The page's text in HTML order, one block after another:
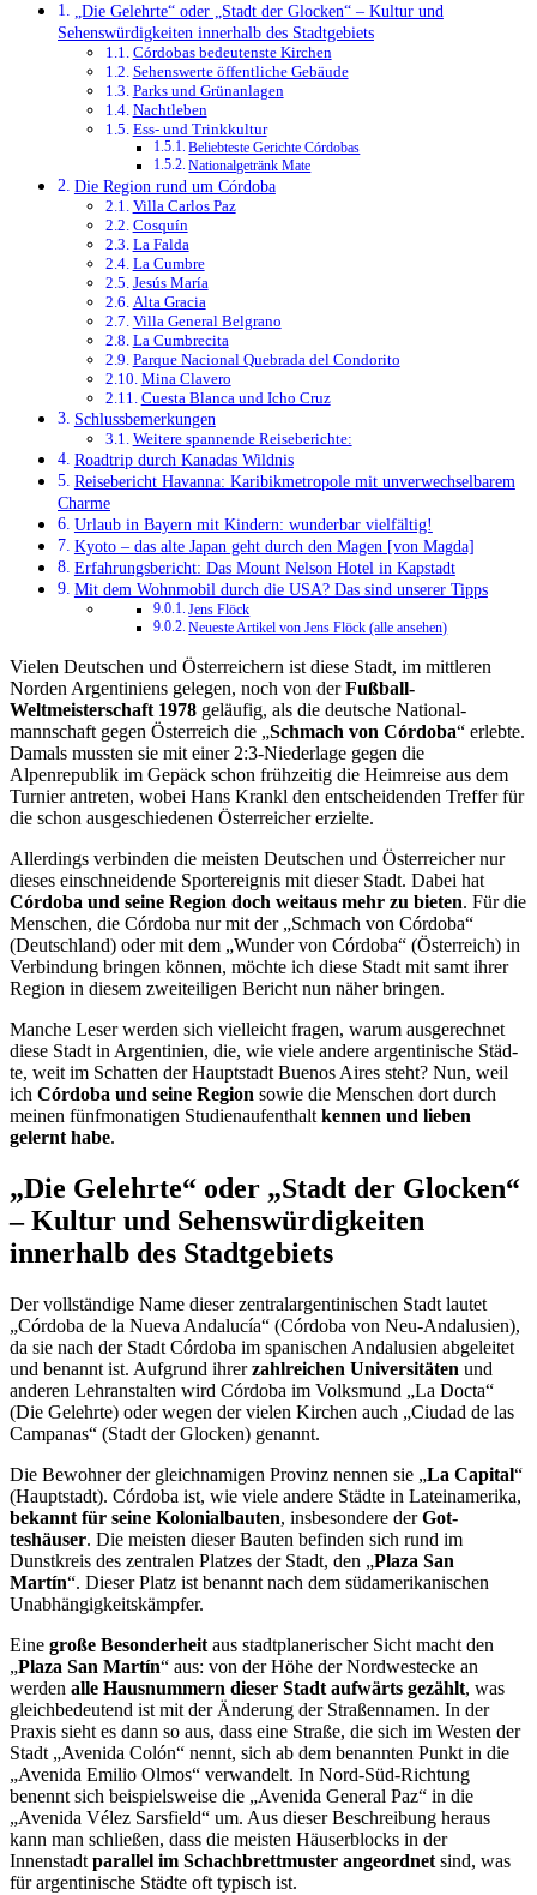
„Die Gelehrte“ oder „Stadt der Glocken“ – Kultur und
Sehenswürdig­keiten innerhalb des Stadtgebiets
Córdobas bedeutenste Kirchen
Sehenswerte öffentliche Gebäude
Parks und Grünanlagen
Nachtleben
Ess- und Trinkkultur
Beliebteste Gerichte Córdobas
Nationalgetränk Mate
Die Region rund um Córdoba
Villa Carlos Paz
Cosquín
La Falda
La Cumbre
Jesús María
Alta Gracia
Villa General Belgrano
La Cumbrecita
Parque Nacional Quebrada del Condorito
Mina Clavero
Cuesta Blanca und Icho Cruz
Schlussbemerkungen
Weitere spannende Reiseberichte:
Roadtrip durch Kanadas Wildnis
Reisebericht Havanna: Karibikmetropole mit unverwechselbarem
Charme
Urlaub in Bayern mit Kindern: wunderbar vielfältig!
Kyoto – das alte Japan geht durch den Magen [von Magda]
Erfahrungsbericht: Das Mount Nelson Hotel in Kapstadt
Mit dem Wohnmobil durch die USA? Das sind unserer Tipps
Jens Flöck
Neueste Artikel von Jens Flöck (alle ansehen)
Vielen Deutschen und Österreichern ist diese Stadt, im mittleren
Norden Argentiniens ge­legen, noch von derFußball-
Weltmeisterschaft 1978 geläufig, als die deutsche National­
mannschaft gegen Österreich die „Schmach von Córdoba“ erlebte.
Damals mussten sie mit einer 2:3-Niederlage gegen die
Alpenrepublik im Gepäck schon frühzeitig die Heimrei­se aus dem
Turnier antreten, wobei Hans Krankl den entscheidenden Treffer für
die schon ausgeschiedenen Österreicher erzielte.
Allerdings verbinden die meisten Deutschen und Österreicher nur
dieses einschneidende Sportereignis mit dieser Stadt. Dabei hat
Córdoba und seine Region doch weitaus mehr zu bieten. Für die
Menschen, die Córdoba nur mit der „Schmach von Córdoba“
(Deutschland) oder mit dem „Wunder von Córdoba“ (Öster­reich) in
Verbindung bringen können, möchte ich diese Stadt mit samt ihrer
Region in die­sem zweiteiligen Bericht nun näher bringen.
Manche Leser werden sich vielleicht fragen, warum ausgerechnet
diese Stadt in Argentinien, die, wie viele andere argentinische Städ­
te, weit im Schatten der Hauptstadt Buenos Aires steht? Nun, weil
ich Córdoba und seine Region sowie die Menschen dort durch
meinen fünfmonatigen Studienaufenthalt kennen und lieben
gelernt habe.
„Die Gelehrte“ oder „Stadt der Glocken“
– Kultur und Sehenswürdig­keiten
innerhalb des Stadtgebiets
Der vollständige Name dieser zentralargentinischen Stadt lautet
„Córdoba de la Nueva An­dalucía“ (Córdoba von Neu-Andalusien),
da sie nach der Stadt Córdoba im spanischen Andalusien abgeleitet
und benannt ist. Aufgrund ihrerzahlreichen Universitäten und
ande­ren Lehranstalten wird Córdoba im Volksmund „La Docta“
(Die Gelehrte) oder wegen der vielen Kirchen auch „Ciudad de las
Campanas“ (Stadt der Glocken) genannt.
Die Bewoh­ner der gleichnamigen Provinz nennen sie „La Capital“
(Hauptstadt). Córdoba ist, wie viele andere Städte in Lateinamerika,
bekannt für seine Kolonialbauten, insbesondere derGot­
teshäuser. Die meisten dieser Bauten befinden sich rund im
Dunstkreis des zentralen Plat­zes der Stadt, den „Plaza San
Martín“. Dieser Platz ist benannt nach dem südamerikani­schen
Unabhängigkeitskämpfer.
Eine große Besonderheit aus stadtplanerischer Sicht macht den
„Plaza San Martín“ aus: von der Höhe der Nordwestecke an
werden alle Haus­nummern dieser Stadt aufwärts gezählt, was
gleichbedeutend ist mit der Änderung der Straßennamen. In der
Praxis sieht es dann so aus, dass eine Straße, die sich im Westen der
Stadt „Avenida Colón“ nennt, sich ab dem benannten Punkt in die
„Avenida Emilio Ol­mos“ verwandelt. In Nord-Süd-Richtung
benennt sich beispielsweise die „Avenida General Paz“ in die
„Avenida Vélez Sarsfield“ um. Aus dieser Beschreibung heraus
kann man schließen, dass die meisten Häuserblocks in der
Innenstadt parallel im Schachbrettmuster angeordnet sind, was
für argentinische Städte oft typisch ist.